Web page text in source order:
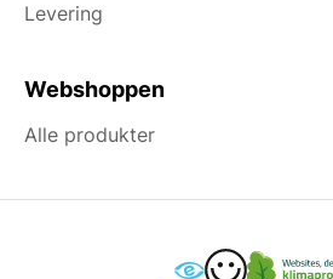
Levering
Webshoppen
Alle produkter